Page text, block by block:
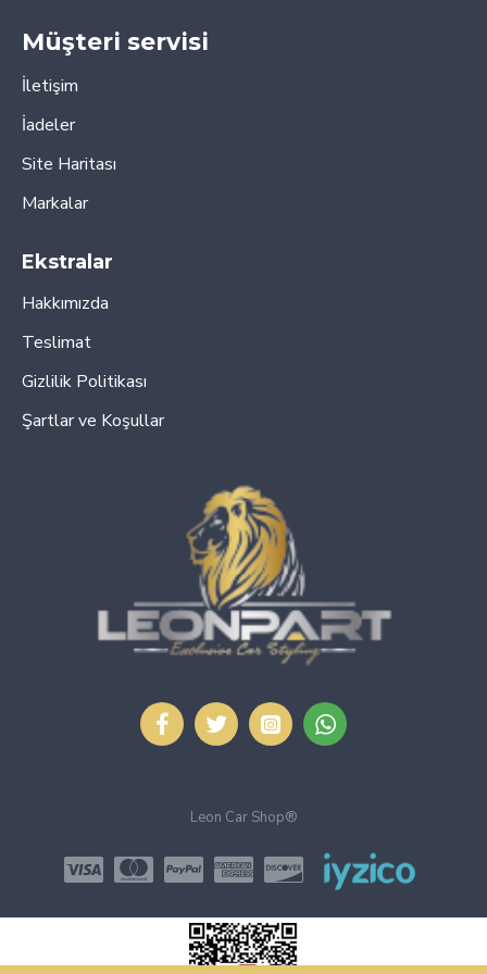
Müşteri servisi
İletişim
İadeler
Site Haritası
Markalar
Ekstralar
Hakkımızda
Teslimat
Gizlilik Politikası
Şartlar ve Koşullar
Leon Car Shop®